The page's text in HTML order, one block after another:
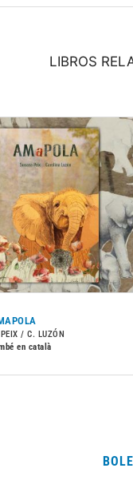
LIBROS
/ C. LUZÓN
en català